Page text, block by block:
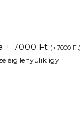
+ 7000 Ft (+7000 Ft
lenyúlik így